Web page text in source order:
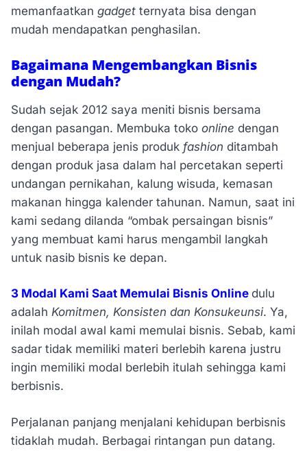
memanfaatkan gadget ternyata bisa dengan
mudah mendapatkan penghasilan.
Bagaimana Mengembangkan Bisnis
dengan Mudah?
Sudah sejak 2012 saya meniti bisnis bersama
dengan pasangan. Membuka toko online dengan
menjual beberapa jenis produk fashion ditambah
dengan produk jasa dalam hal percetakan seperti
undangan pernikahan, kalung wisuda, kemasan
makanan hingga kalender tahunan. Namun, saat ini
kami sedang dilanda “ombak persaingan bisnis”
yang membuat kami harus mengambil langkah
untuk nasib bisnis ke depan.
3 Modal Kami Saat Memulai Bisnis Online dulu
adalah Komitmen, Konsisten dan Konsukeunsi. Ya,
inilah modal awal kami memulai bisnis. Sebab, kami
sadar tidak memiliki materi berlebih karena justru
ingin memiliki modal berlebih itulah sehingga kami
berbisnis.
Perjalanan panjang menjalani kehidupan berbisnis
tidaklah mudah. Berbagai rintangan pun datang.